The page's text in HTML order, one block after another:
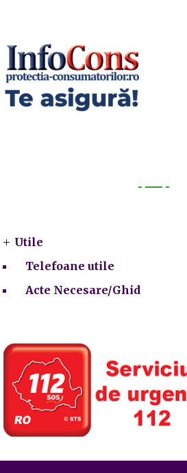
Utile
Telefoane utile
Acte Necesare/Ghid